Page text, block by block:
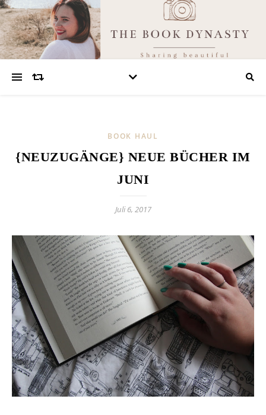
BOOK HAUL
{NEUZUGÄNGE} NEUE BÜCHER IM
JUNI
Juli 6, 2017